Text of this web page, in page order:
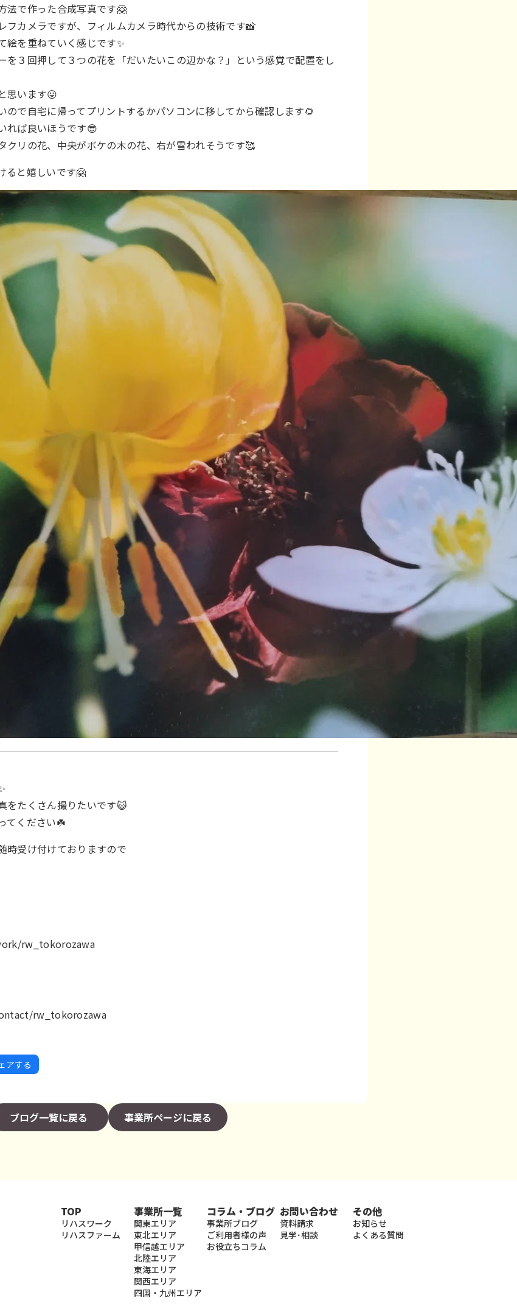
法で作った合成写真です🤗
フカメラですが、フィルムカメラ時代からの技術です📸
絵を重ねていく感じです✨
を３回押して３つの花を「だいたいこの辺かな？」という感覚で配置をし
思います😛
ので自宅に帰ってプリントするかパソコンに移してから確認します🌻
れば良いほうです😎
クリの花、中央がボケの木の花、右が雪われそうです🥰
ると嬉しいです🤗
をたくさん撮りたいです😺
てください☘️
時受け付けておりますので
rw_tokorozawa
rw_tokorozawa
アする
ブログ一覧に戻る 事業所ページに戻る
TOP
リハスワーク
リハスファーム
事業所一覧
関東エリア
東北エリア
甲信越エリア
北陸エリア
東海エリア
関西エリア
四国・九州エリア
コラム・ブログ
事業所ブログ
ご利用者様の声
お役立ちコラム
お問い合わせ
資料請求
見学･相談
その他
お知らせ
よくある質問